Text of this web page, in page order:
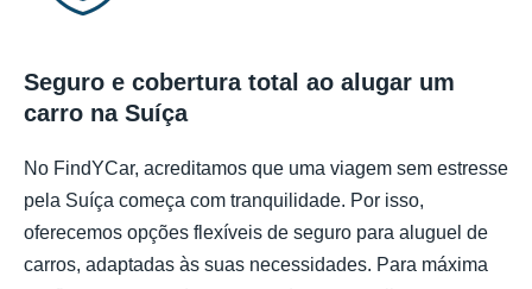
Seguro e cobertura total ao alugar um
carro na Suíça
No FindYCar, acreditamos que uma viagem sem estresse
pela Suíça começa com tranquilidade. Por isso,
oferecemos opções flexíveis de seguro para aluguel de
carros, adaptadas às suas necessidades. Para máxima